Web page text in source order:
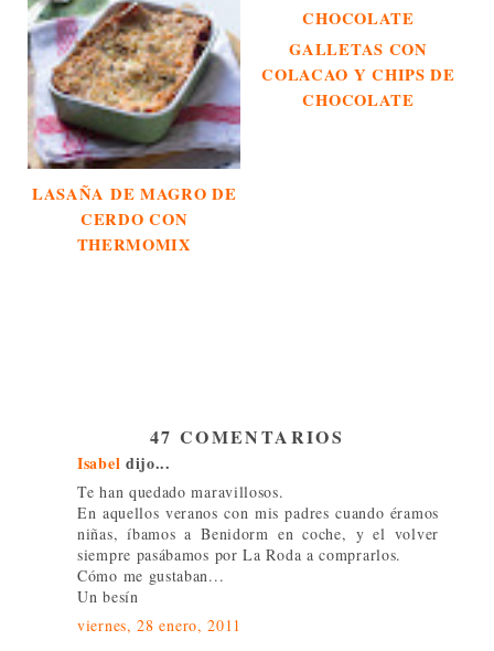
LASAÑA DE MAGRO DE
CERDO CON
THERMOMIX
GALLETAS CON
COLACAO Y CHIPS DE
CHOCOLATE
47 COMENTARIOS
Isabel dijo...
Te han quedado maravillosos.
En aquellos veranos con mis padres cuando éramos
niñas, íbamos a Benidorm en coche, y el volver
siempre pasábamos por La Roda a comprarlos.
Cómo me gustaban...
Un besín
viernes, 28 enero, 2011